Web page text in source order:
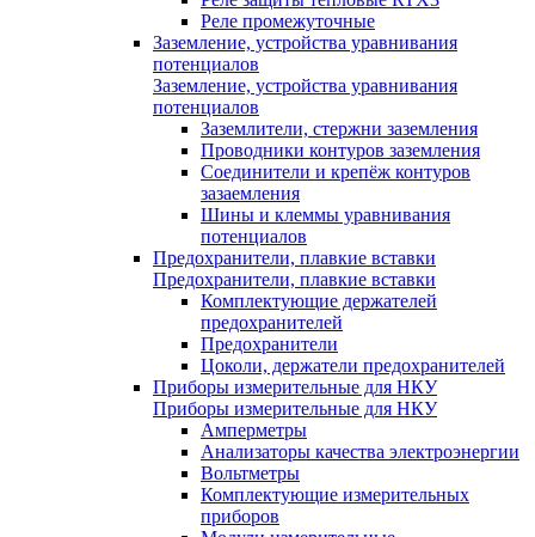
Реле промежуточные
Заземление, устройства уравнивания
потенциалов
Заземление, устройства уравнивания
потенциалов
Заземлители, стержни заземления
Проводники контуров заземления
Соединители и крепёж контуров
зазаемления
Шины и клеммы уравнивания
потенциалов
Предохранители, плавкие вставки
Предохранители, плавкие вставки
Комплектующие держателей
предохранителей
Предохранители
Цоколи, держатели предохранителей
Приборы измерительные для НКУ
Приборы измерительные для НКУ
Амперметры
Анализаторы качества электроэнергии
Вольтметры
Комплектующие измерительных
приборов